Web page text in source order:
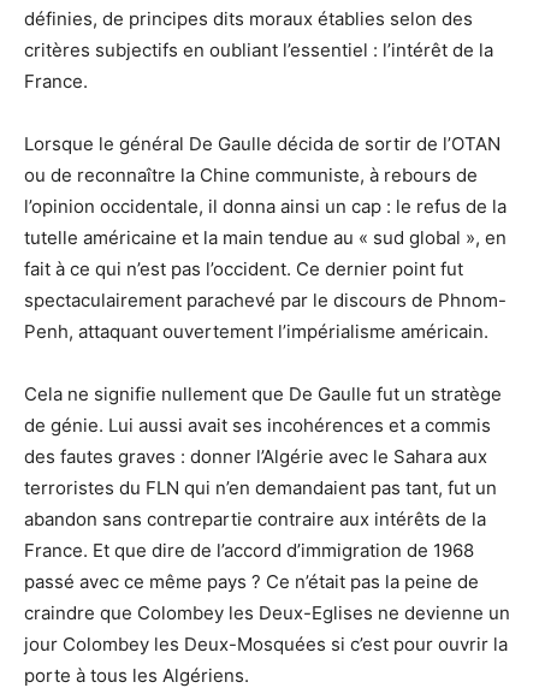
définies, de principes dits moraux établies selon des
critères subjectifs en oubliant l’essentiel : l’intérêt de la
France.
Lorsque le général De Gaulle décida de sortir de l’OTAN
ou de reconnaître la Chine communiste, à rebours de
l’opinion occidentale, il donna ainsi un cap : le refus de la
tutelle américaine et la main tendue au « sud global », en
fait à ce qui n’est pas l’occident. Ce dernier point fut
spectaculairement parachevé par le discours de Phnom-
Penh, attaquant ouvertement l’impérialisme américain.
Cela ne signifie nullement que De Gaulle fut un stratège
de génie. Lui aussi avait ses incohérences et a commis
des fautes graves : donner l’Algérie avec le Sahara aux
terroristes du FLN qui n’en demandaient pas tant, fut un
abandon sans contrepartie contraire aux intérêts de la
France. Et que dire de l’accord d’immigration de 1968
passé avec ce même pays ? Ce n’était pas la peine de
craindre que Colombey les Deux-Eglises ne devienne un
jour Colombey les Deux-Mosquées si c’est pour ouvrir la
porte à tous les Algériens.